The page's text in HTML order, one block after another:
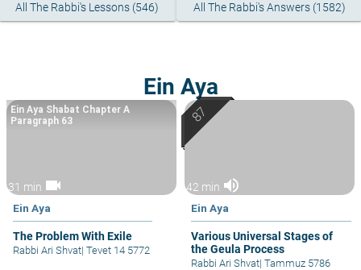
All The Rabbi's Lessons (546) All The Rabbi's Answers (1582)
Ein Aya
31 min videocam
Ein Aya
The Problem With Exile
Ein Aya Shabat Chapter A
Paragraph 63
Rabbi Ari Shvat| Tevet 14 5772
42 min volume_up
Ein Aya
Various Universal Stages of
the Geula Process
Rabbi Ari Shvat| Tammuz 5786